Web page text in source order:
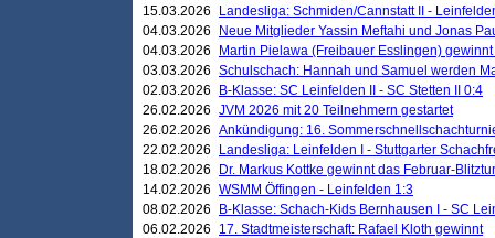
15.03.2026
Landesliga: Schmiden/Cannstatt II -
04.03.2026
Neue Mitglieder Yassin Meftahi und Jonas
04.03.2026
Martin Pielawa (Freibauer Esslingen)
03.03.2026 Schulschach: Hannah und Samuel werden
02.03.2026
B-Klasse: SC Leinfelden II - SC Stetten II 0:4
26.02.2026 JVM 2026 mit 20 Teilnehmern gestartet
26.02.2026 Ankündigung: 16.
22.02.2026
Landesliga: Leinfelden I - Stuttgarter
18.02.2026
Dr. Markus Kottke gewinnt das Februar-
14.02.2026 WSMM Öffingen - Leinfelden 1:3
08.02.2026
B-Klasse: Schach-Kids Bernhausen I - SC
06.02.2026
17. Stadtmeisterschaft: Rafael Kloth gewinnt